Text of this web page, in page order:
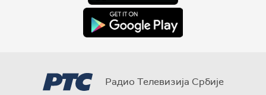
Радио Телевизија Србије